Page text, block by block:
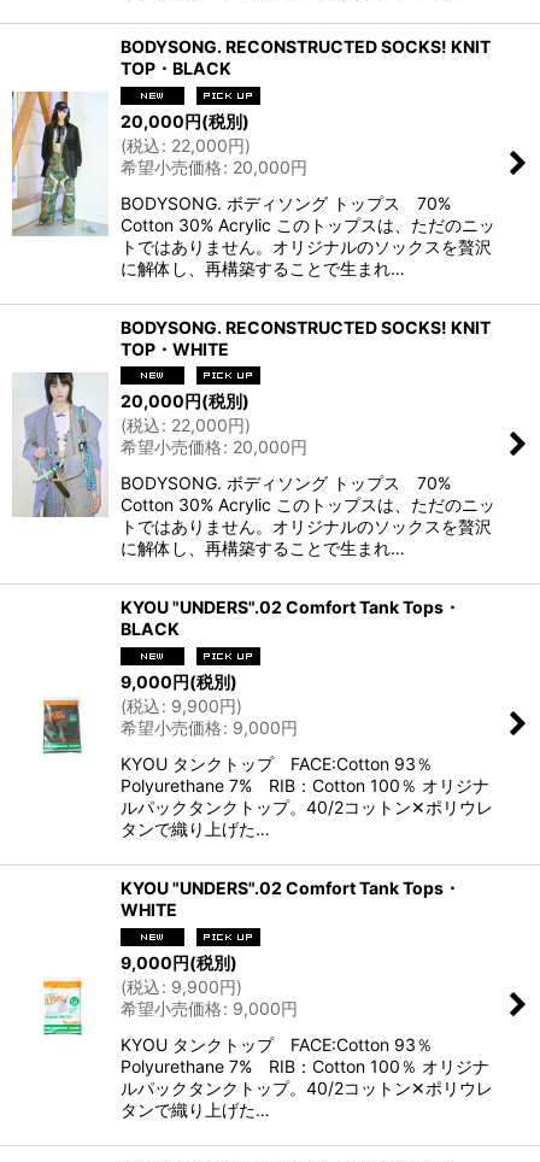
BODYSONG. RECONSTRUCTED SOCKS! KNIT
TOP・BLACK
20,000円(税別)
(税込: 22,000円)
希望小売価格: 20,000円
BODYSONG. ボディソング トップス 70%
Cotton 30% Acrylic このトップスは、ただのニッ
トではありません。オリジナルのソックスを贅沢
に解体し、再構築することで生まれ…
BODYSONG. RECONSTRUCTED SOCKS! KNIT
TOP・WHITE
20,000円(税別)
(税込: 22,000円)
希望小売価格: 20,000円
BODYSONG. ボディソング トップス 70%
Cotton 30% Acrylic このトップスは、ただのニッ
トではありません。オリジナルのソックスを贅沢
に解体し、再構築することで生まれ…
KYOU "UNDERS".02 Comfort Tank Tops・
BLACK
9,000円(税別)
(税込: 9,900円)
希望小売価格: 9,000円
KYOU タンクトップ FACE:Cotton 93％
Polyurethane 7% RIB：Cotton 100％ オリジナ
ルパックタンクトップ。40/2コットン✕ポリウレ
タンで織り上げた…
KYOU "UNDERS".02 Comfort Tank Tops・
WHITE
9,000円(税別)
(税込: 9,900円)
希望小売価格: 9,000円
KYOU タンクトップ FACE:Cotton 93％
Polyurethane 7% RIB：Cotton 100％ オリジナ
ルパックタンクトップ。40/2コットン✕ポリウレ
タンで織り上げた…